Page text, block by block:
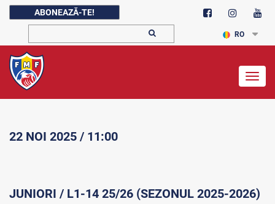
ABONEAZĂ-TE!
RO
22 NOI 2025 / 11:00
JUNIORI / L1-14 25/26 (SEZONUL 2025-2026)